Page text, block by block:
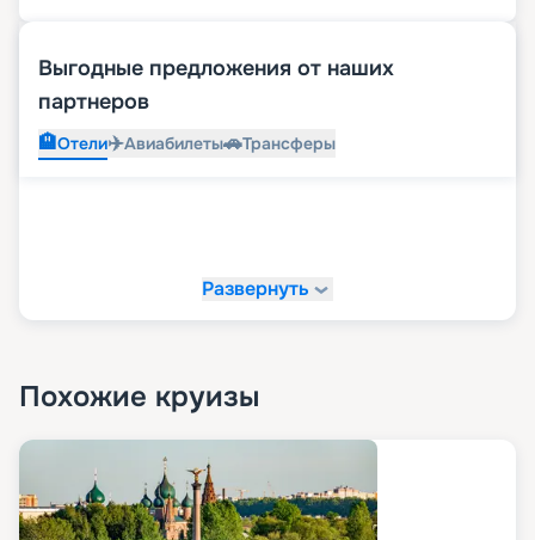
Выгодные предложения от наших
партнеров
🏨Отели✈️Авиабилеты🚗Трансферы
Развернуть
Похожие круизы